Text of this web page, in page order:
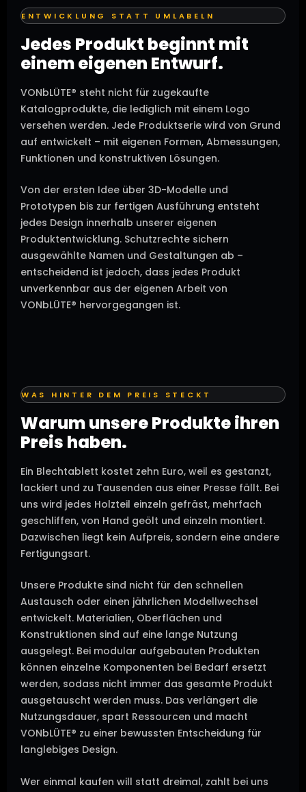
ENTWICKLUNG STATT UMLABELN
Jedes Produkt beginnt mit
einem eigenen Entwurf.
VONbLÜTE® steht nicht für zugekaufte
Katalogprodukte, die lediglich mit einem Logo
versehen werden. Jede Produktserie wird von Grund
auf entwickelt – mit eigenen Formen, Abmessungen,
Funktionen und konstruktiven Lösungen.
Von der ersten Idee über 3D-Modelle und
Prototypen bis zur fertigen Ausführung entsteht
jedes Design innerhalb unserer eigenen
Produktentwicklung. Schutzrechte sichern
ausgewählte Namen und Gestaltungen ab –
entscheidend ist jedoch, dass jedes Produkt
unverkennbar aus der eigenen Arbeit von
VONbLÜTE® hervorgegangen ist.
WAS HINTER DEM PREIS STECKT
Warum unsere Produkte ihren
Preis haben.
Ein Blechtablett kostet zehn Euro, weil es gestanzt,
lackiert und zu Tausenden aus einer Presse fällt. Bei
uns wird jedes Holzteil einzeln gefräst, mehrfach
geschliffen, von Hand geölt und einzeln montiert.
Dazwischen liegt kein Aufpreis, sondern eine andere
Fertigungsart.
Unsere Produkte sind nicht für den schnellen
Austausch oder einen jährlichen Modellwechsel
entwickelt. Materialien, Oberflächen und
Konstruktionen sind auf eine lange Nutzung
ausgelegt. Bei modular aufgebauten Produkten
können einzelne Komponenten bei Bedarf ersetzt
werden, sodass nicht immer das gesamte Produkt
ausgetauscht werden muss. Das verlängert die
Nutzungsdauer, spart Ressourcen und macht
VONbLÜTE® zu einer bewussten Entscheidung für
langlebiges Design.
Wer einmal kaufen will statt dreimal, zahlt bei uns